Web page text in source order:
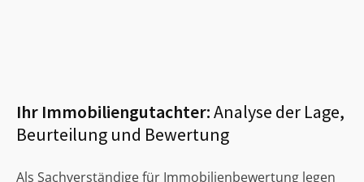
Ihr Immobiliengutachter:Analyse der Lage,
Beurteilung und Bewertung
Als Sachverständige für Immobilienbewertung legen